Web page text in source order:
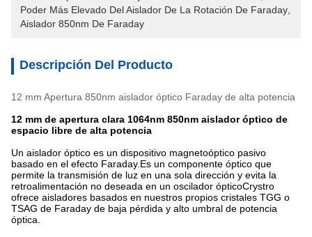
Poder Más Elevado Del Aislador De La Rotación De Faraday
Aislador 850nm De Faraday
Descripción Del Producto
12 mm Apertura 850nm aislador óptico Faraday de alta potencia
12 mm de apertura clara 1064nm 850nm aislador óptico de
espacio libre de alta potencia
Un aislador óptico es un dispositivo magnetoóptico pasivo
basado en el efecto Faraday.Es un componente óptico que
permite la transmisión de luz en una sola dirección y evita la
retroalimentación no deseada en un oscilador ópticoCrystro
ofrece aisladores basados en nuestros propios cristales TGG o
TSAG de Faraday de baja pérdida y alto umbral de potencia
óptica.